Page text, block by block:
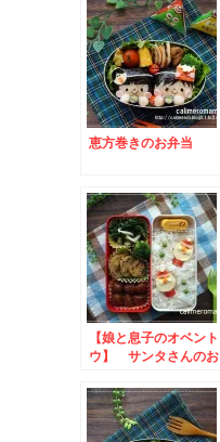
恵方巻きのお弁当
【娘と息子のオベント
ウ】 サンタさんのお